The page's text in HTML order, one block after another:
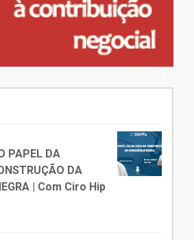
PAPEL DA
DA
| Com Ciro Hip